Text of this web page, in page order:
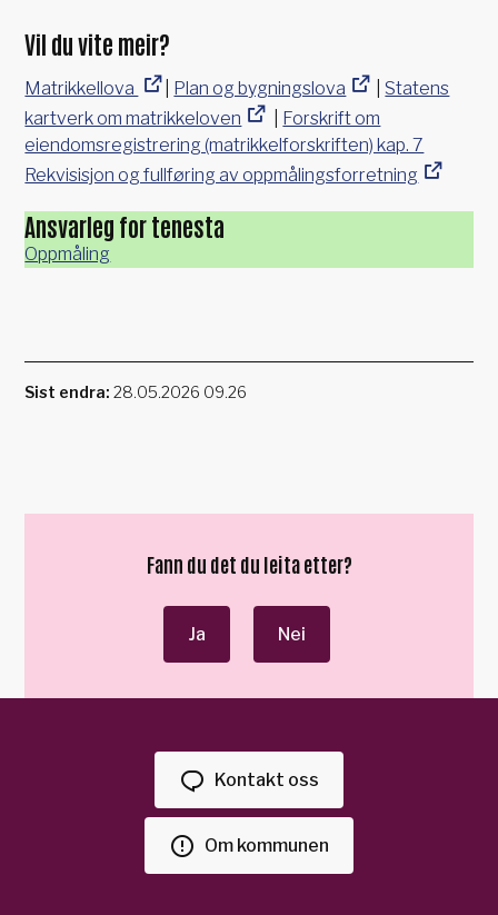
Vil du vite meir?
Matrikkellova Plan og bygningslova
Statens
kartverk om matrikkeloven
Forskrift om
eiendomsregistrering (matrikkelforskriften) kap. 7
Rekvisisjon og fullføring av oppmålingsforretning
Ansvarleg for tenesta
Oppmåling
Sist endra 28.05.2026 09.26
Fann du det du leita etter?
Ja Nei
Kontakt oss
Om kommunen